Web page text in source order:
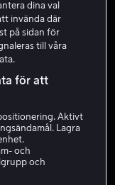
dina val
invända där
på sidan för
till våra
för att
Aktivt
Lagra
och
och